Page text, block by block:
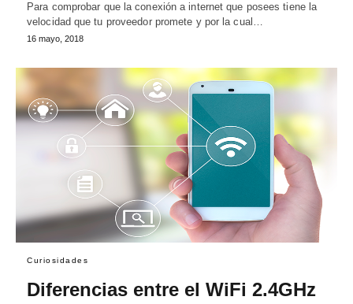
Para comprobar que la conexión a internet que posees tiene la
velocidad que tu proveedor promete y por la cual…
16 mayo, 2018
Curiosidades
Diferencias entre el WiFi 2.4GHz